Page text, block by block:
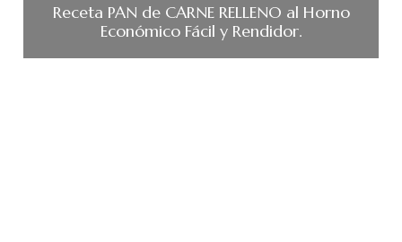
Receta PAN de CARNE RELLENO al Horno
Económico Fácil y Rendidor.